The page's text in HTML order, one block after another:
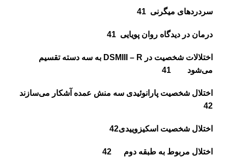
سردردهاى ميگرنى
درمان در ديدگاه روان پويايى
اختلالات شخصيت در DSMIII – R به سه دسته تقسيم
مى‌شود
اختلال شخصيت پارانوئيدى سه منش عمده آشكار مى‌سازند
42
اختلال شخصيت اسكيزوييدى42
اختلال مربوط به طبقه دوم